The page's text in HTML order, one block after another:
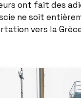
ont fait des
ne soit
vers la